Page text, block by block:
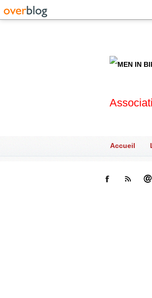
Accueil